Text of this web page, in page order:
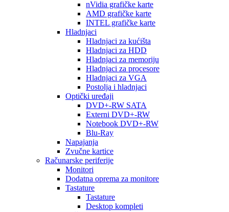
nVidia grafičke karte
AMD grafičke karte
INTEL grafičke karte
Hladnjaci
Hladnjaci za kućišta
Hladnjaci za HDD
Hladnjaci za memoriju
Hladnjaci za procesore
Hladnjaci za VGA
Postolja i hladnjaci
Optički uređaji
DVD+-RW SATA
Externi DVD+-RW
Notebook DVD+-RW
Blu-Ray
Napajanja
Zvučne kartice
Računarske periferije
Monitori
Dodatna oprema za monitore
Tastature
Tastature
Desktop kompleti